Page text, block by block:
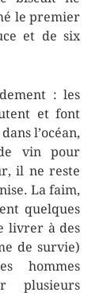
le premier
et de six
: les
et font
l’océan,
vin pour
il ne reste
La faim,
quelques
livrer à des
de survie)
hommes
plusieurs